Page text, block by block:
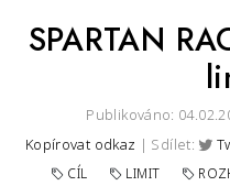
SPARTAN
Publikováno:
Kopírovat odkaz | Sdílet:
CÍL LIMIT